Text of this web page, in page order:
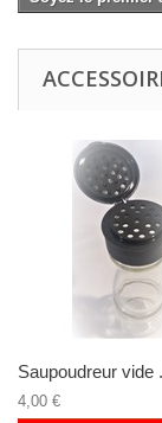
Saupoudreur vide
4,00 €